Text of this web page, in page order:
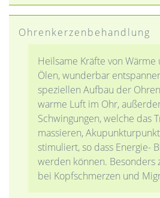
Ohrenkerzenbehandlung
Heilsame Kräfte von
Ölen, wunderbar
speziellen Aufbau der
warme Luft im Ohr,
Schwingungen, welche das
massieren,
stimuliert, so dass Energie-
werden können. Besonders
bei Kopfschmerzen und